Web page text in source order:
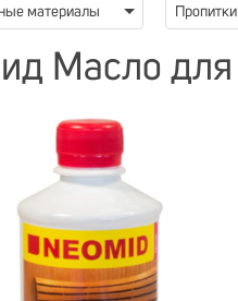
материалы Пропитки
Масло для